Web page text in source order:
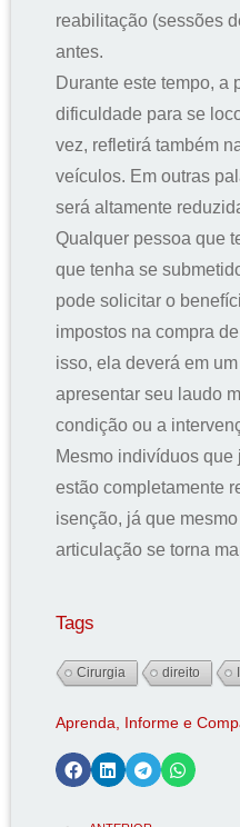
reabilitação (sessões
antes.
Durante este tempo, a
dificuldade para se
vez, refletirá também
veículos. Em outras
será altamente
Qualquer pessoa que
que tenha se
pode solicitar o
impostos na compra
isso, ela deverá em
apresentar seu laudo
condição ou a
Mesmo indivíduos que
estão completamente
isenção, já que
articulação se torna
Tags
Cirurgia direito
Aprenda, Informe e